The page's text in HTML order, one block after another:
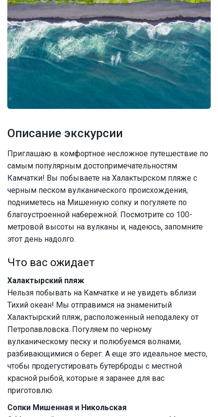
Описание экскурсии
Приглашаю в комфортное несложное путешествие по
самым популярным достопримечательностям
Камчатки! Вы побываете на Халактырском пляже с
черным песком вулканического происхождения,
подниметесь на Мишенную сопку и погуляете по
благоустроенной набережной. Посмотрите со 100-
метровой высоты на вулканы и, надеюсь, запомните
этот день надолго.
Что вас ожидает
Халактырский пляж
Нельзя побывать на Камчатке и не увидеть вблизи
Тихий океан! Мы отправимся на знаменитый
Халактырский пляж, расположенный неподалеку от
Петропавловска. Погуляем по черному
вулканическому песку и полюбуемся волнами,
разбивающимися о берег. А еще это идеальное место,
чтобы продегустировать бутерброды с местной
красной рыбой, которые я заранее для вас
приготовлю.
Сопки Мишенная и Никольская